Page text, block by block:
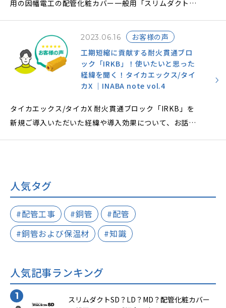
を支える建設業、トラック・バス・タクシードライバ
ー、医師の働き方が注目されております。
建設業では2019年4月の改正労働基準法の施行から5年
後の2024年4月から罰則付きの「時間外労働の上限規
制」が適用されることになりました。
その中で、一般社団法人 日本建設業連合会は、「時間
外労働の適正化に向けた自主規制目標」や「週休二日実
現行動計画」などを柱とする「働き方改革推進の基本方
針」を定めて、働き方改革のさまざまな活動に取り組ま
用の因幡電工の配管化粧カバー一般用「スリムダクトシ
3種類の配管化粧カバーは、設置場所や使用用途によっ
て機能や特長が異なりますので、3種類の配管化粧カバ
ーの違いと特長をご説明し、配管化粧カバーを設置する
メリットについても解説します。
2023.06.16
お客様の声
工期短縮に貢献する耐火貫通ブロ
ック「IRKB」！使いたいと思った
経緯を聞く！タイカエックス/タイ
カX ｜INABA note vol.4
タイカエックス/タイカX 耐火貫通ブロック「IRKB」を
新規ご導入いただいた経緯や導入効果について、お話を
人気タグ
#配管工事 #銅管
#配管
#銅管および保温材
#知識
人気記事ランキング
スリムダクトSD？LD？MD？配管化粧カバー